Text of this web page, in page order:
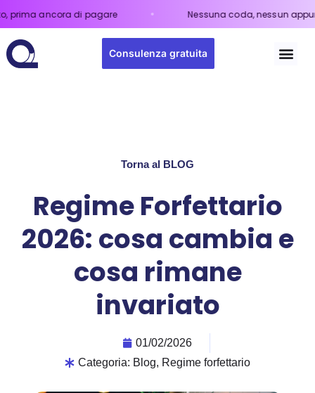
di pagare Nessuna coda, nessun
Consulenza gratuita
Torna al BLOG
Regime Forfettario
2026: cosa cambia e
cosa rimane
invariato
01/02/2026
Categoria: Blog, Regime forfettario